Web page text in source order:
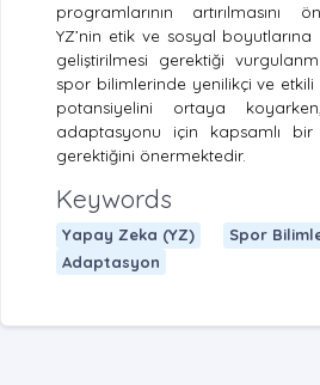
programlarının artırılmasını
YZ’nin etik ve sosyal
geliştirilmesi gerektiği
spor bilimlerinde yenilikçi ve
potansiyelini ortaya
adaptasyonu için kapsamlı bir
gerektiğini önermektedir.
Keywords
Yapay Zeka (YZ) Spor
Adaptasyon